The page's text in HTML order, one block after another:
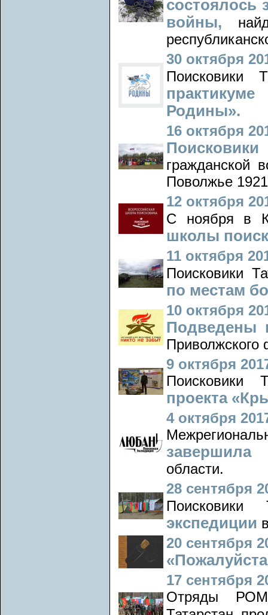
состоялось
войны,
30 октября
Поисковики
Родины».
16 октября
гражданской
Поволжье
12 октября
С ноября в
школы
11 октября
Поисковики
по местам
10 октября
Подведены
Приволжского
9 октября
Поисковики
проекта
4 октября
области.
28 сентября
экспедиции
20 сентября
17 сентября
Отряды